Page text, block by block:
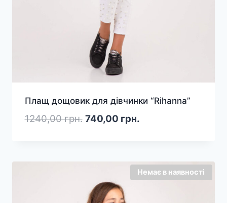
Плащ дощовик для дівчинки “Rihanna”
1240,00грн. Оригінальна
740,00 грн.Поточна
Немає в наявності